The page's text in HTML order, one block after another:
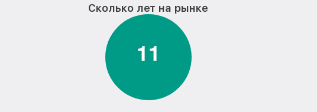
Сколько лет на рынке
11